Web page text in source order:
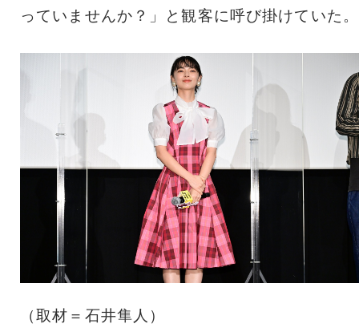
っていませんか？」と観客に呼び掛けていた。
（取材＝石井隼人）